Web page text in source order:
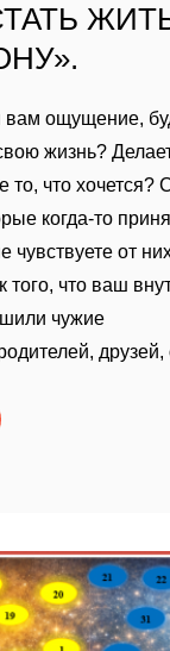
вам ощущение,
жизнь?
то, что хочется?
когда‑то
чувствуете от
того, что ваш
чужие
друзей,